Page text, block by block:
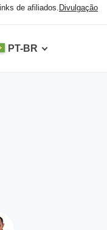
de afiliados. Divulgação
PT-BR